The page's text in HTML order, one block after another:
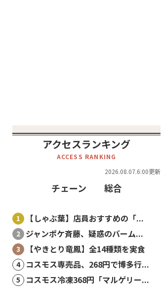
アクセスランキング
ACCESS RANKING
2026.08.07.6:00更新
チェーン 総合
【しゃぶ葉】店員おすすめの「...
ジャンポケ斉藤、疑惑のバーム...
【やきとり竜鳳】全14種類を実食
コスモス専売品、268円で博多行...
コスモス冷凍368円「マルゲリー...